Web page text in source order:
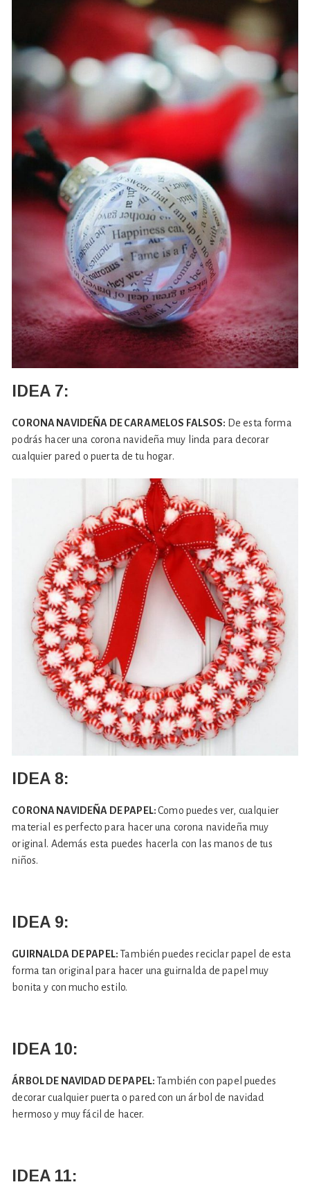
IDEA 7:
CORONA NAVIDEÑA DE CARAMELOS FALSOS: De esta forma
podrás hacer una corona navideña muy linda para decorar
cualquier pared o puerta de tu hogar.
IDEA 8:
CORONA NAVIDEÑA DE PAPEL:Como puedes ver, cualquier
material es perfecto para hacer una corona navideña muy
original. Además esta puedes hacerla con las manos de tus
niños.
IDEA 9:
GUIRNALDA DE PAPEL: También puedes reciclar papel de esta
forma tan original para hacer una guirnalda de papel muy
bonita y con mucho estilo.
IDEA 10:
ÁRBOL DE NAVIDAD DE PAPEL: También con papel puedes
decorar cualquier puerta o pared con un árbol de navidad
hermoso y muy fácil de hacer.
IDEA 11: